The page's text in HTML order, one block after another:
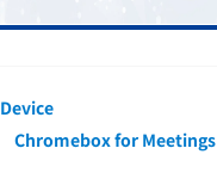
Device
Chromebox for Meetings